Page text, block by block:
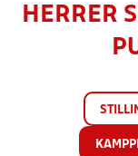
HERRER